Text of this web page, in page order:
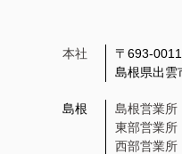
本社
〒693-0011
島根県出雲
島根
島根営業所
東部営業所
西部営業所